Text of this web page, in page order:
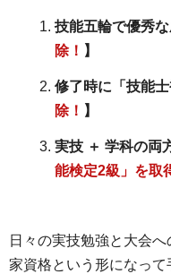
技能五輪で優秀
除！ 】
修了時に「技能
除！ 】
実技 ＋ 学科の両
能検定2級」を取
日々の実技勉強と大会
家資格という形になっ